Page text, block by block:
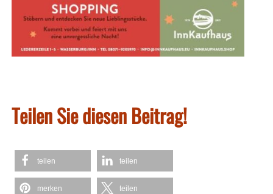
Teilen Sie diesen Beitrag!
teilen teilen
merken teilen